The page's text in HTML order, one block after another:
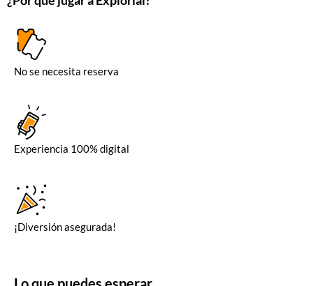
No se necesita reserva
Experiencia 100% digital
¡Diversión asegurada!